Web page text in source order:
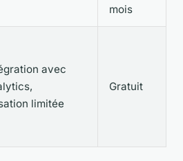
mois
avec
limitée
Gratuit